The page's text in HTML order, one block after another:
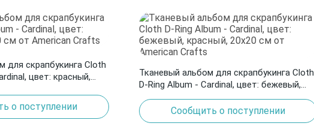
для скрапбукинга Cloth
цвет: красный,
о поступлении
Тканевый альбом для скрапбукинга Cloth
D-Ring Album - Cardinal, цвет: бежевый,
Сообщить о поступлении